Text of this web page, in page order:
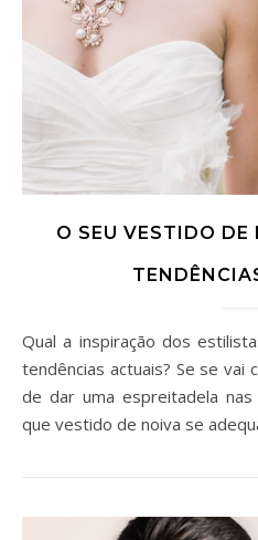
O SEU VESTIDO DE
Qual a inspiração dos estilistas para este ano e quais as
tendências actuais? Se se vai
de dar uma espreitadela
que vestido de noiva se